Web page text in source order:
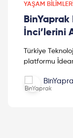
YAŞAM BILIMLERI
İnci’lerini
Türkiye
platformu
ar...